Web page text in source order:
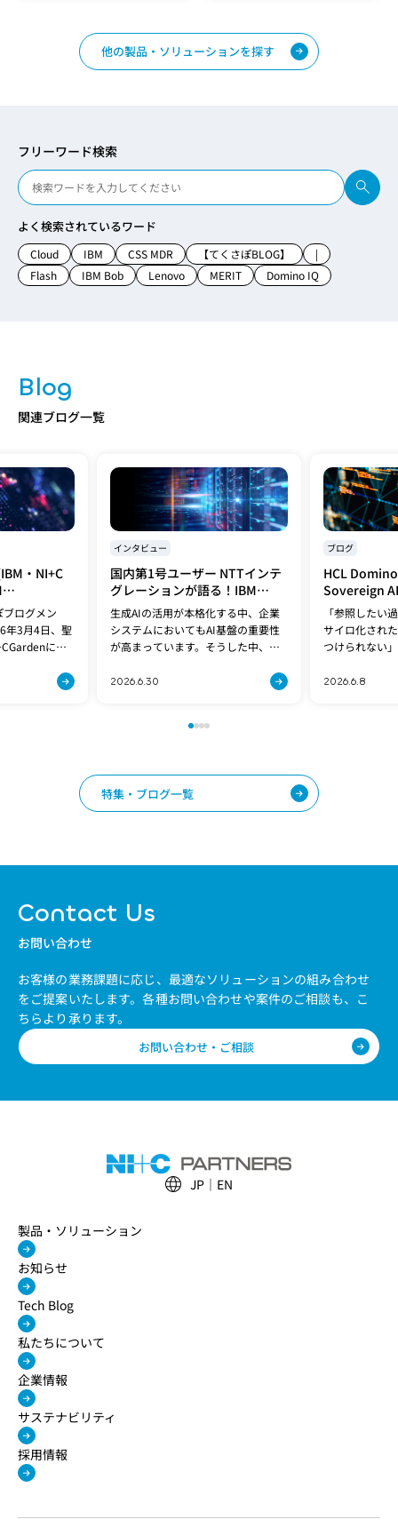
他の製品・ソリューションを探す
フリーワード検索
よく検索されているワード
Cloud IBM CSS MDR 【てくさぽBLOG】
|
Flash
IBM Bob Lenovo MERIT Domino IQ
Blog
関連ブログ一覧
・NI+C
技術コ
るAIエー
ザーが語る
ログメン
年3月4日、聖
に
インタビュー
国内第1号ユーザー NTTインテ
グレーションが語る！IBM
Spyre検証で見えてきた企業AI
基盤の最適解
生成AIの活用が本格化する中、企業
システムにおいてもAI基盤の重要性
が高まっています。そうした中、
下、日本IBM）の強みを融合したシ
2026.6.30
ブログ
HCL
Sovereign
データと
「参照したい
サイロ化され
つけられない
「去年の見積
2026.6.8
特集・ブログ一覧
Contact Us
お問い合わせ
お客様の業務課題に応じ、最適なソリューションの組み合わせ
をご提案いたします。各種お問い合わせや案件のご相談も、こ
ちらより承ります。
お問い合わせ・ご相談
JP EN
製品・ソリューション
お知らせ
Tech Blog
私たちについて
企業情報
サステナビリティ
採用情報